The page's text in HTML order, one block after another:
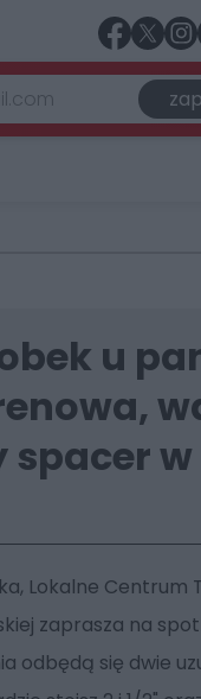
u
w
Lokalne Centrum
zaprasza na
odbędą się dwie